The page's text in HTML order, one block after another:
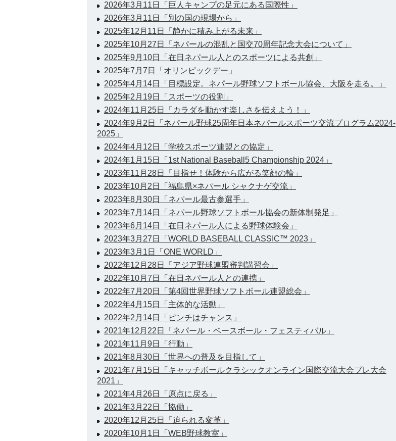
2026年3月11日「巨人キャンプの足元にある国際性」
2026年3月11日「別の国の現場から」
2025年12月11日「静かに積み上がる未来」
2025年10月27日「ネパールの混乱と国交70周年記念大会について」
2025年9月10日「在日ネパール人とのスポーツによる共創」
2025年7月7日「オリンピックデー」
2025年4月14日「目標設定。ネパール野球ソフトボール協会、大阪を走る。」
2025年2月19日「スポーツの役割」
2024年11月25日「カラダを動かす楽しさを伝えよう！」
2024年9月2日「ネパール野球25周年日本ネパールスポーツ交流プログラム2024-
2025」
2024年4月12日「学校スポーツ連盟との協定」
2024年1月15日「1st National Baseball5 Championship 2024」
2023年11月28日「目指せ！体験から広がる笑顔の輪」
2023年10月2日「福島県×ネパール シャクナゲ交流」
2023年8月30日「ネパール最古参選手」
2023年7月14日「ネパール野球ソフトボール協会の新体制発足」
2023年6月14日「在日ネパール人による野球体験会」
2023年3月27日「WORLD BASEBALL CLASSIC™ 2023」
2023年3月1日「ONE WORLD」
2022年12月28日「アジア野球連盟審判講習会」
2022年10月7日「在日ネパール人との連携」
2022年7月20日「第4回世界野球ソフトボール連盟総会」
2022年4月15日「主体的な活動」
2022年2月14日「ピンチはチャンス」
2021年12月22日「ネパール・ベースボール・フェスティバル」
2021年11月9日「行動」
2021年8月30日「世界への普及を目指して」
2021年7月15日「キャッチボールクラシックオンライン国際交流大会プレ大会
2021」
2021年4月26日「原点に戻る」
2021年3月22日「協働」
2020年12月25日「迫られる変革」
2020年10月1日「WEB野球教室」